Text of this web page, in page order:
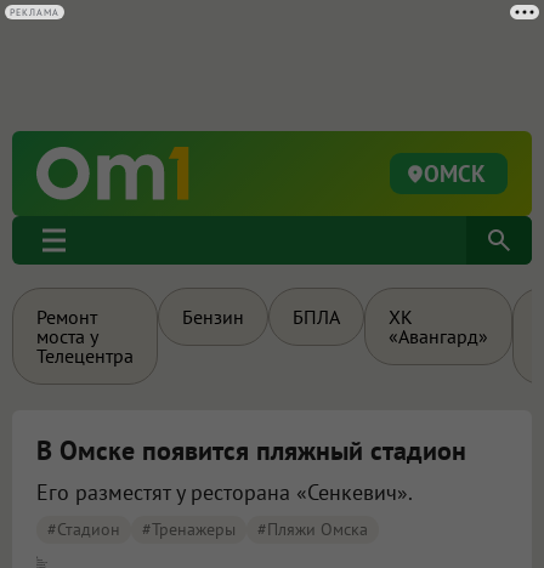
ОМСК
Ремонт
моста у
Телецентра
Бензин БПЛА
ХК
«Авангард»
В Омске появится пляжный стадион
Его разместят у ресторана «Сенкевич».
#стадион #тренажеры #Пляжи Омска
РЕКЛАМА